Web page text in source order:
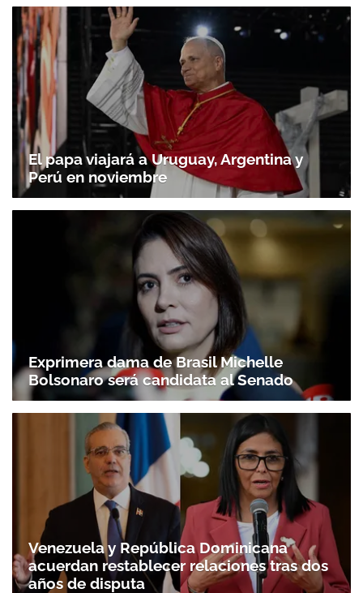
El papa viajará a Uruguay, Argentina y
Perú en noviembre
Exprimera dama de Brasil Michelle
Bolsonaro será candidata al Senado
Venezuela y República Dominicana
acuerdan restablecer relaciones tras dos
años de disputa